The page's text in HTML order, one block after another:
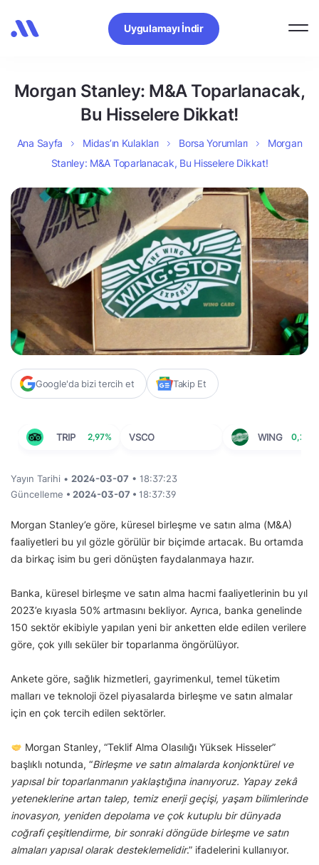
Uygulamayı İndir
Morgan Stanley: M&A Toparlanacak,
Bu Hisselere Dikkat!
Ana Sayfa Midas’ın Kulakları Borsa Yorumları
Morgan
Stanley: M&A Toparlanacak, Bu Hisselere Dikkat!
Google'da bizi tercih et Takip Et
TRIP 2,97% VSCO WING 0,27%
Yayın Tarihi • 2024-03-07 • 18:37:23
Güncelleme • 2024-03-07 • 18:37:39
Morgan Stanley’e göre, küresel birleşme ve satın alma (M&A)
faaliyetleri bu yıl gözle görülür bir biçimde artacak. Bu ortamda
da birkaç isim bu geri dönüşten faydalanmaya hazır.
Banka, küresel birleşme ve satın alma hacmi faaliyetlerinin bu yıl
2023’e kıyasla 50% artmasını bekliyor. Ayrıca, banka genelinde
150 sektör ekibiyle yapılan yeni bir anketten elde edilen verilere
göre, çok yıllı seküler bir toparlanma öngörülüyor.
Ankete göre, sağlık hizmetleri, gayrimenkul, temel tüketim
malları ve teknoloji özel piyasalarda birleşme ve satın almalar
için en çok tercih edilen sektörler.
Morgan Stanley, “Teklif Alma Olasılığı Yüksek Hisseler”
başlıklı notunda, “Birleşme ve satın almalarda konjonktürel ve
yapısal bir toparlanmanın yaklaştığına inanıyoruz. Yapay zekâ
yeteneklerine artan talep, temiz enerji geçişi, yaşam bilimlerinde
inovasyon, yeniden depolama ve çok kutuplu bir dünyada
coğrafi çeşitlendirme, bir sonraki döngüde birleşme ve satın
almaları yapısal olarak desteklemelidir.” ifadelerini kullanıyor.